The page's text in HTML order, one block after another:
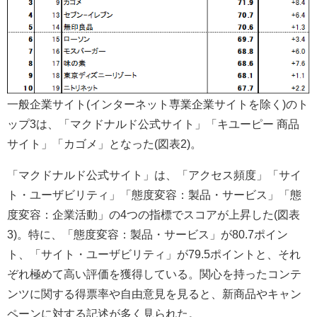
一般企業サイト(インターネット専業企業サイトを除く)のト
ップ3は、「マクドナルド公式サイト」「キユーピー 商品
サイト」「カゴメ」となった(図表2)。
「マクドナルド公式サイト」は、「アクセス頻度」「サイ
ト・ユーザビリティ」「態度変容：製品・サービス」「態
度変容：企業活動」の4つの指標でスコアが上昇した(図表
3)。特に、「態度変容：製品・サービス」が80.7ポイン
ト、「サイト・ユーザビリティ」が79.5ポイントと、それ
ぞれ極めて高い評価を獲得している。関心を持ったコンテ
ンツに関する得票率や自由意見を見ると、新商品やキャン
ペーンに対する記述が多く見られた。